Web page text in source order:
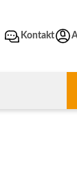
Kontakt